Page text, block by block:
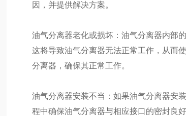
因，并提供解决方案。
油气分离器老化或损坏：油气分离器内部
这将导致油气分离器无法正常工作，从而
分离器，确保其正常工作。
油气分离器安装不当：如果油气分离器安
程中确保油气分离器与相应接口的密封良